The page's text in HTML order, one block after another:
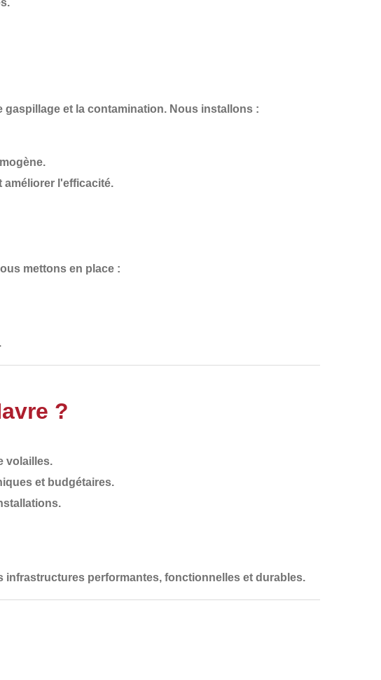
gaspillage et la contamination. Nous installons :
améliorer l'efficacité.
mettons en place :
?
volailles.
et budgétaires.
infrastructures performantes, fonctionnelles et durables.